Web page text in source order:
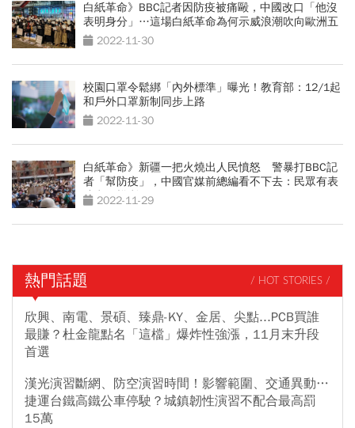
白紙革命》BBC記者因防疫被痛毆，中國改口「他沒
表明身分」…這場白紙革命為何示威浪潮吹向歐洲五
國？2022-11-30
校園口罩令鬆綁「內外標準」曝光！教育部：12/1起
和戶外口罩新制同步上路
2022-11-30
白紙革命》新疆一把火燒出人民憤怒 警暴打BBC記
者「幫防疫」，中國官媒前總編看不下去：民眾有表
達意見權利
2022-11-29
熱門話題 / HOT STORIES /
欣興、南電、景碩、臻鼎-KY、金居、尖點...PCB買誰
最賺？杜金龍點名「這檔」爆炸性強漲，11月末升段
首選
漢光演習斷網、防空演習時間！影響範圍、交通異動…
捷運台鐵高鐵公車停駛？城鎮韌性演習不配合最高罰
15萬